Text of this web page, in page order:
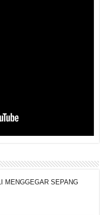
MENGGEGAR SEPANG